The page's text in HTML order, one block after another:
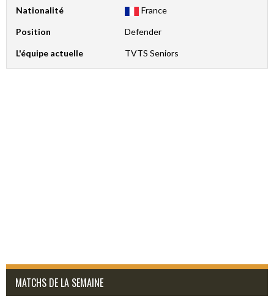
Nationalité France
Position Defender
L'équipe actuelle TVTS Seniors
MATCHS DE LA SEMAINE